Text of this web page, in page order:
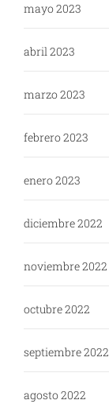
mayo 2023
abril 2023
marzo 2023
febrero 2023
enero 2023
diciembre 2022
noviembre 2022
octubre 2022
septiembre 2022
agosto 2022